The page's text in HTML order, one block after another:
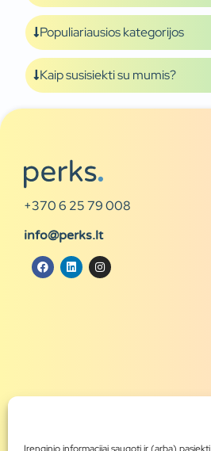
Įrenginio informacijai saugoti ir (arba)
Populiariausios kategorijos
Kaip susisiekti su mumis?
+370 6 25 79 008
info@perks.lt